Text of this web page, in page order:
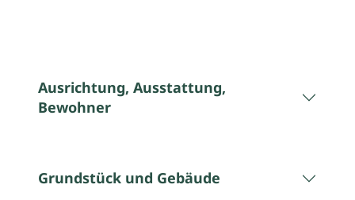
Ausrichtung, Ausstattung,
Bewohner
Grundstück und Gebäude